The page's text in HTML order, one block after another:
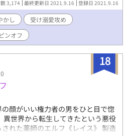
ないのに！笑） 御嶽山総大将、泣
ボケ大妖怪×訳ありヤンキー朝日
。 とある事情で都会から逃げ出し
した。 それは現代では漫画やアニ
目にかかれないような異形の物、
こんな目に！？理不尽が婚姻届抱
産。和風ファンタジーで異界迷い
煮短編。 こんなものを次回かけたら
ない本編終了後の一幕、すでにゲ
の蘇芳と天嘉ののんびりとしたや
れだけでも十分に読めますので、ぜ
3,174 最終更新日 2021.9.16 登録日 2021.9.16
かし
受け溺愛攻め
ンオフ
18
顔がいい権力者の男をひと目で惚
異世界から転生してきたという悪役
れた薬師のエルフ《レイス》 製造